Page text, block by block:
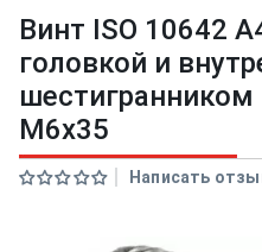
Винт ISO 10642
головкой и
M6x35
Написать